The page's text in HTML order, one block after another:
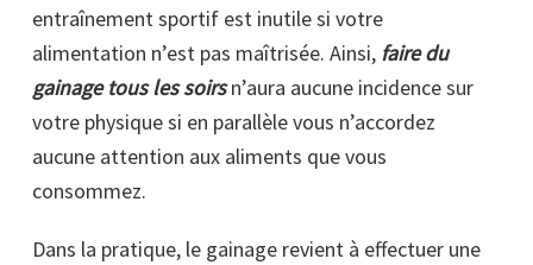
entraînement sportif est inutile si votre
alimentation n’est pas maîtrisée. Ainsi, faire du
gainage tous les soirsn’aura aucune incidence sur
votre physique si en parallèle vous n’accordez
aucune attention aux aliments que vous
consommez.
Dans la pratique, le gainage revient à effectuer une